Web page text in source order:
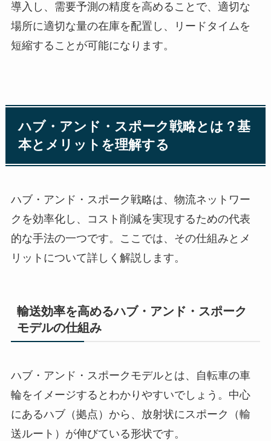
導入し、需要予測の精度を高めることで、適切な
場所に適切な量の在庫を配置し、リードタイムを
短縮することが可能になります。
ハブ・アンド・スポーク戦略とは？基
本とメリットを理解する
ハブ・アンド・スポーク戦略は、物流ネットワー
クを効率化し、コスト削減を実現するための代表
的な手法の一つです。ここでは、その仕組みとメ
リットについて詳しく解説します。
輸送効率を高めるハブ・アンド・スポーク
モデルの仕組み
ハブ・アンド・スポークモデルとは、自転車の車
輪をイメージするとわかりやすいでしょう。中心
にあるハブ（拠点）から、放射状にスポーク（輸
送ルート）が伸びている形状です。